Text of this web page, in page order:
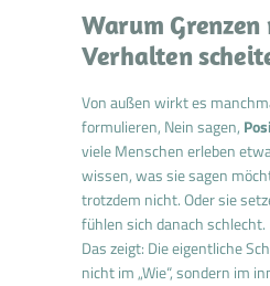
Warum
Verhalten
Von außen wirkt es
formulieren, Nein sagen,
viele Menschen erleben
wissen, was sie sagen
trotzdem nicht. Oder sie
fühlen sich danach schlecht.
Das zeigt: Die eigentliche
nicht im „Wie“, sondern im